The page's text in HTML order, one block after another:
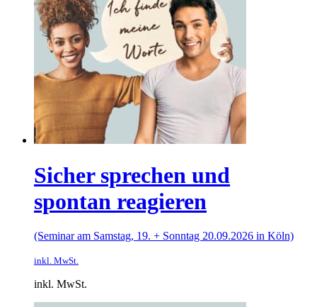
Sicher sprechen und
spontan reagieren
(Seminar am Samstag, 19. + Sonntag 20.09.2026 in Köln)
inkl. MwSt.
inkl. MwSt.